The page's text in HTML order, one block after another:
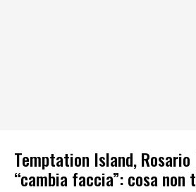
Temptation Island,
“cambia faccia”: cosa non